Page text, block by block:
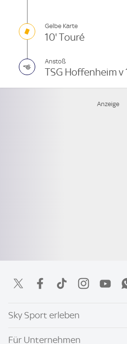
Gelbe Karte
10' Touré
Anstoß
TSG Hoffenheim v
Sky Sport erleben
Für Unternehmen